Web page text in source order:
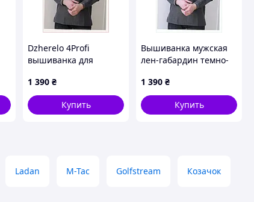
Dzherelo 4Profi
вышиванка для
серая, CP8613900
1 390 ₴
Купить
Вышиванка мужская
лен-габардин темно-
48, 861B38E98
1 390 ₴
Купить
Ladan M-Tac Golfstream Козачок